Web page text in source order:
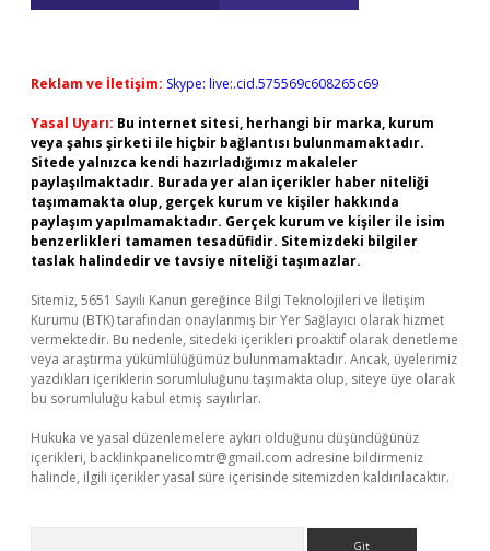
Reklam ve İletişim: Skype: live:.cid.575569c608265c69
Yasal Uyarı: Bu internet sitesi, herhangi bir marka, kurum
veya şahıs şirketi ile hiçbir bağlantısı bulunmamaktadır.
Sitede yalnızca kendi hazırladığımız makaleler
paylaşılmaktadır. Burada yer alan içerikler haber niteliği
taşımamakta olup, gerçek kurum ve kişiler hakkında
paylaşım yapılmamaktadır. Gerçek kurum ve kişiler ile isim
benzerlikleri tamamen tesadüfidir. Sitemizdeki bilgiler
taslak halindedir ve tavsiye niteliği taşımazlar.
Sitemiz, 5651 Sayılı Kanun gereğince Bilgi Teknolojileri ve İletişim
Kurumu (BTK) tarafından onaylanmış bir Yer Sağlayıcı olarak hizmet
vermektedir. Bu nedenle, sitedeki içerikleri proaktif olarak denetleme
veya araştırma yükümlülüğümüz bulunmamaktadır. Ancak, üyelerimiz
yazdıkları içeriklerin sorumluluğunu taşımakta olup, siteye üye olarak
bu sorumluluğu kabul etmiş sayılırlar.
Hukuka ve yasal düzenlemelere aykırı olduğunu düşündüğünüz
içerikleri, backlinkpanelicomtr@gmail.com adresine bildirmeniz
halinde, ilgili içerikler yasal süre içerisinde sitemizden kaldırılacaktır.